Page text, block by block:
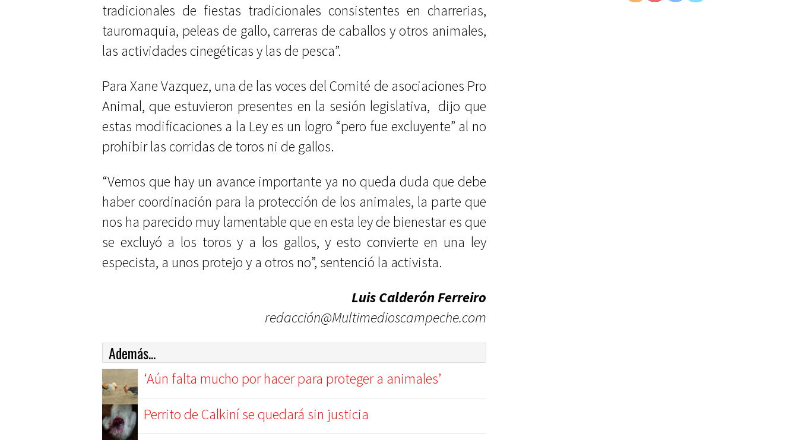
tradicionales de fiestas tradicionales consistentes en charrerias,
tauromaquia, peleas de gallo, carreras de caballos y otros animales,
las actividades cinegéticas y las de pesca”.
Para Xane Vazquez, una de las voces del Comité de asociaciones Pro
Animal, que estuvieron presentes en la sesión legislativa, dijo que
estas modificaciones a la Ley es un logro “pero fue excluyente” al no
prohibir las corridas de toros ni de gallos.
“Vemos que hay un avance importante ya no queda duda que debe
haber coordinación para la protección de los animales, la parte que
nos ha parecido muy lamentable que en esta ley de bienestar es que
se excluyó a los toros y a los gallos, y esto convierte en una ley
especista, a unos protejo y a otros no”, sentenció la activista.
Luis Calderón Ferreiro
redacción@Multimedioscampeche.com
Además...
‘Aún falta mucho por hacer para proteger a animales’
Perrito de Calkiní se quedará sin justicia